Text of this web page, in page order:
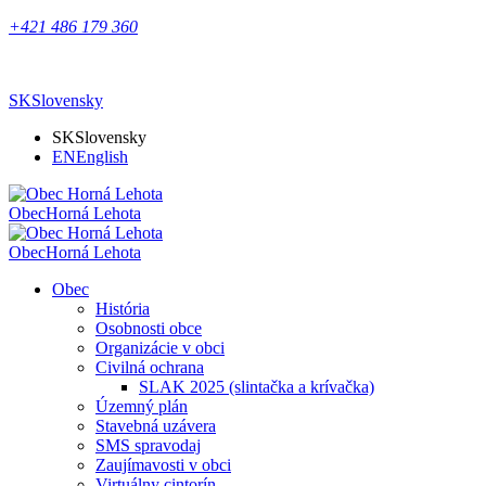
+421 486 179 360
SKSlovensky
SKSlovensky
ENEnglish
ObecHorná Lehota
ObecHorná Lehota
Obec
História
Osobnosti obce
Organizácie v obci
Civilná ochrana
SLAK 2025 (slintačka a krívačka)
Územný plán
Stavebná uzávera
SMS spravodaj
Zaujímavosti v obci